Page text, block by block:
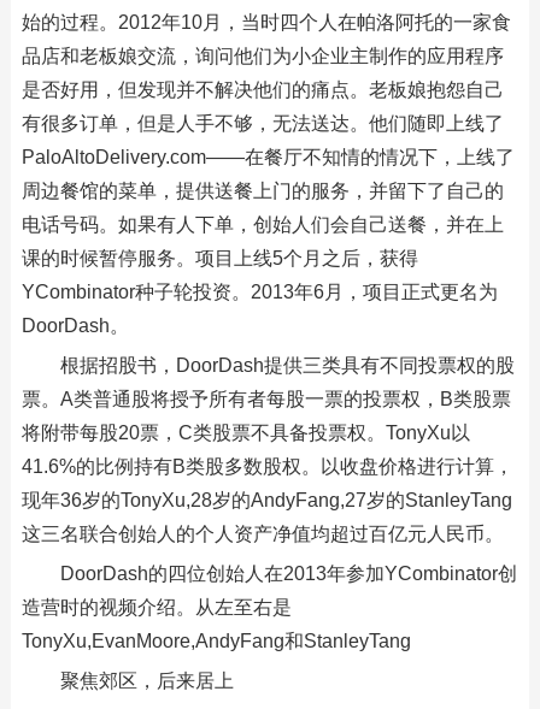
始的过程。2012年10月，当时四个人在帕洛阿托的一家食
品店和老板娘交流，询问他们为小企业主制作的应用程序
是否好用，但发现并不解决他们的痛点。老板娘抱怨自己
有很多订单，但是人手不够，无法送达。他们随即上线了
PaloAltoDelivery.com——在餐厅不知情的情况下，上线了
周边餐馆的菜单，提供送餐上门的服务，并留下了自己的
电话号码。如果有人下单，创始人们会自己送餐，并在上
课的时候暂停服务。项目上线5个月之后，获得
YCombinator种子轮投资。2013年6月，项目正式更名为
DoorDash。
根据招股书，DoorDash提供三类具有不同投票权的股
票。A类普通股将授予所有者每股一票的投票权，B类股票
将附带每股20票，C类股票不具备投票权。TonyXu以
41.6%的比例持有B类股多数股权。以收盘价格进行计算，
现年36岁的TonyXu,28岁的AndyFang,27岁的StanleyTang
这三名联合创始人的个人资产净值均超过百亿元人民币。
DoorDash的四位创始人在2013年参加YCombinator创
造营时的视频介绍。从左至右是
TonyXu,EvanMoore,AndyFang和StanleyTang
聚焦郊区，后来居上